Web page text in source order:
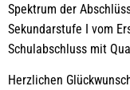
Spektrum der
Sekundarstufe I vom
Schulabschluss mit
Herzlichen